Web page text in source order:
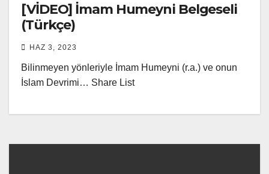
[VİDEO] İmam Humeyni Belgeseli
(Türkçe)
HAZ 3, 2023
Bilinmeyen yönleriyle İmam Humeyni (r.a.) ve onun
İslam Devrimi… Share List